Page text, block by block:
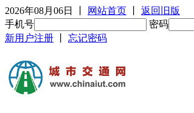
2026年08月06日 网站首页
返回旧版
手机号
密码
新用户注册
忘记密码